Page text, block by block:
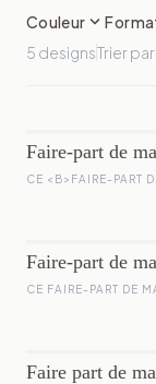
Couleur expand_more
5 designsTrier par:
Faire-part de
CE <B>FAIRE-PART
Faire-part de
CE FAIRE-PART DE
Faire part de